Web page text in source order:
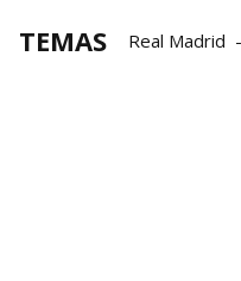
TEMAS Real Madrid